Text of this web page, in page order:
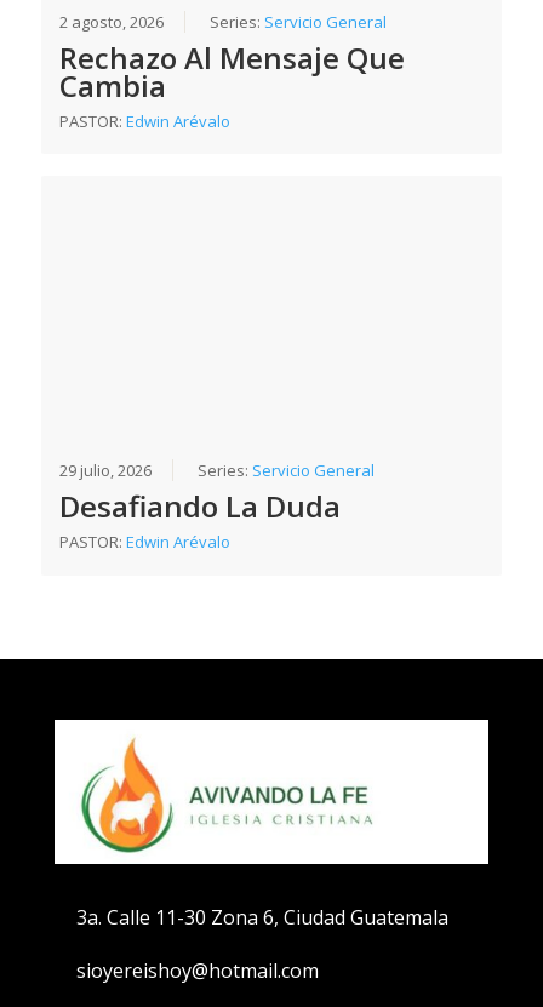
2 agosto, 2026 Series: Servicio General
Rechazo Al Mensaje Que
Cambia
PASTOR:Edwin Arévalo
29 julio, 2026 Series: Servicio General
Desafiando La Duda
PASTOR:Edwin Arévalo
3a. Calle 11-30 Zona 6, Ciudad Guatemala
sioyereishoy@hotmail.com